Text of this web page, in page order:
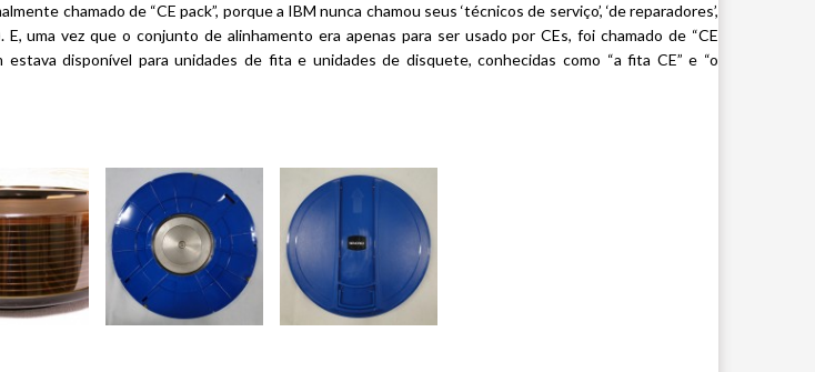
chamado de “CE pack”, porque a IBM nunca chamou seus ‘técnicos de serviço’, ‘de reparadores’,
E, uma vez que o conjunto de alinhamento era apenas para ser usado por CEs, foi chamado de “CE
estava disponível para unidades de fita e unidades de disquete, conhecidas como “a fita CE” e “o